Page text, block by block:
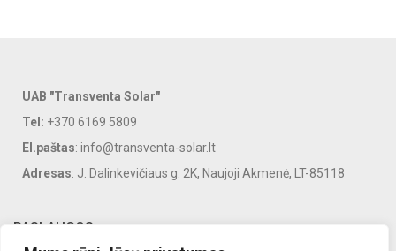
UAB "Transventa Solar"
Tel: +370 6169 5809
El.paštas: info@transventa-solar.lt
Adresas: J. Dalinkevičiaus g. 2K, Naujoji Akmenė, LT-85118
PASLAUGOS